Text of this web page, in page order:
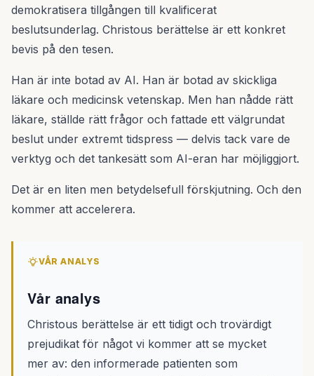
demokratisera tillgången till kvalificerat
beslutsunderlag. Christous berättelse är ett konkret
bevis på den tesen.
Han är inte botad av AI. Han är botad av skickliga
läkare och medicinsk vetenskap. Men han nådde rätt
läkare, ställde rätt frågor och fattade ett välgrundat
beslut under extremt tidspress — delvis tack vare de
verktyg och det tankesätt som AI-eran har möjliggjort.
Det är en liten men betydelsefull förskjutning. Och den
kommer att accelerera.
VÅR ANALYS
Vår analys
Christous berättelse är ett tidigt och trovärdigt
prejudikat för något vi kommer att se mycket
mer av: den informerade patienten som